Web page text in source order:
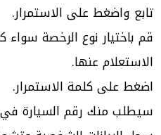
تابع واضغط على الاستمرار.
قم باختيار نوع الرخصة
الاستعلام عنها.
اضغط على كلمة الاستمرار.
سيطلب منك رقم السيارة في